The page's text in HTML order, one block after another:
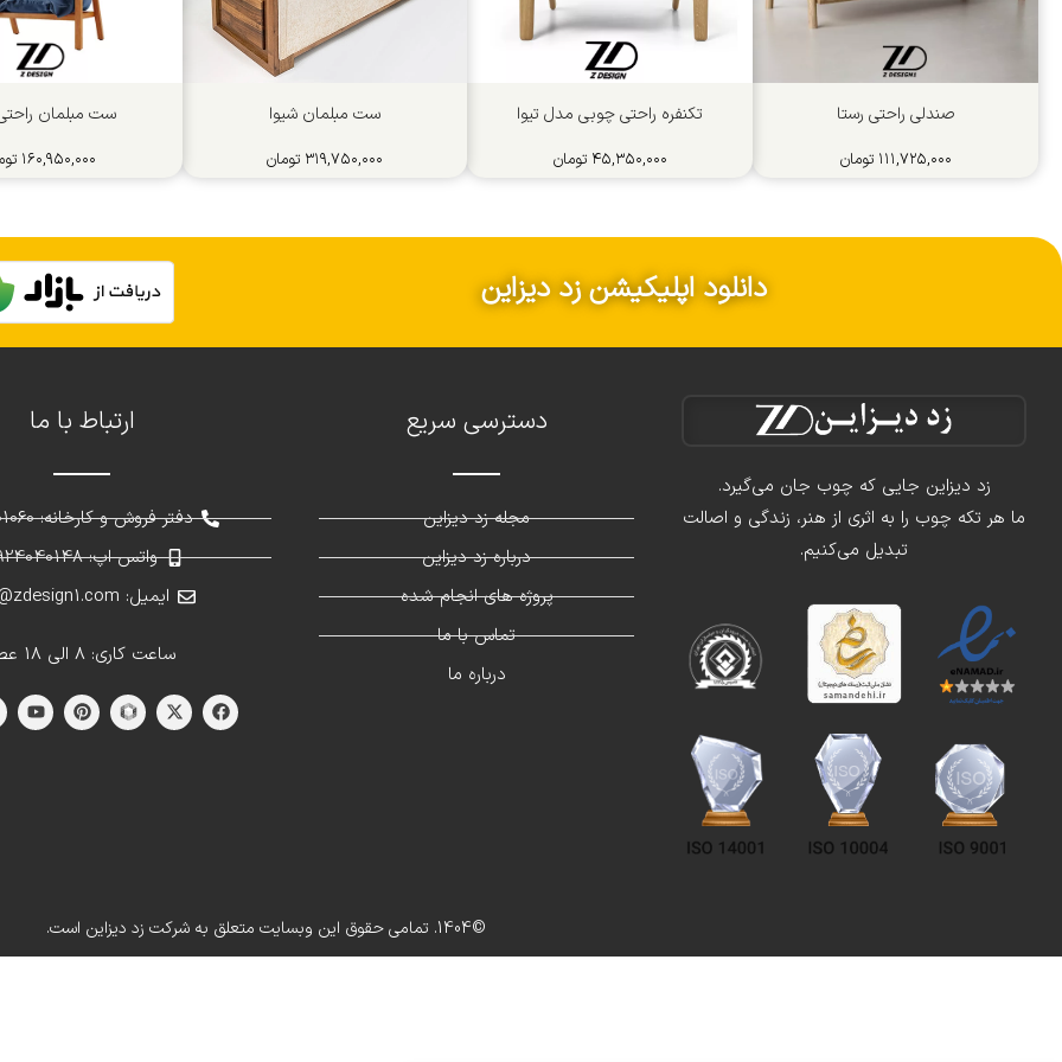
صندلی راحتی رستا
۱۱۱,۷۲۵,۰۰۰ تومان
تکنفره راحتی چوبی مدل ﺗﯿﻮا
۴۵,۳۵۰,۰۰۰ تومان
ست مبلمان شیوا
۳۱۹,۷۵۰,۰۰۰ تومان
ست مبلمان
۱۶۰,۹۵۰,۰۰۰
دانلود اپلیکیشن زد دیزاین
زد دیزاین جایی که چوب جان می‌گیرد.
ما هر تکه چوب را به اثری از هنر، زندگی و اصالت
تبدیل می‌کنیم.
دسترسی سریع
مجله زد دیزاین
درباره زد دیزاین
پروژه های انجام شده
تماس با ما
درباره ما
ارتباط با ما
دفتر فروش و کارخانه: 02691301060
واتس اپ: 09924040148
ایمیل: info@zdesign1.com
ساعت کاری: 8 الی 18 عصر
©1404. تمامی حقوق این وبسایت متعلق به شرکت زد دیزاین است.